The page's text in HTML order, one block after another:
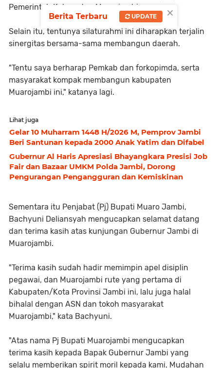
Pemerintah Kabupaten Muarojambi.
Selain itu, tentunya silaturahmi ini diharapkan terjalin
sinergitas bersama-sama membangun daerah.
"Tentu saya berharap Pemkab dan forkopimda, serta
masyarakat kompak membangun kabupaten
Muarojambi ini," katanya lagi.
Lihat juga
Gelar 10 Muharram 1448 H/2026 M, Pemprov Jambi
Beri Santunan kepada 2000 Anak Yatim dan Difabel
Gubernur Al Haris Apresiasi Bhayangkara Presisi Job
Fair dan Bazaar UMKM Polda Jambi, Dorong
Pengurangan Pengangguran dan Kemiskinan
Sementara itu Penjabat (Pj) Bupati Muaro Jambi,
Bachyuni Deliansyah mengucapkan selamat datang
dan terima kasih atas kunjungan Gubernur Jambi di
Muarojambi.
"Terima kasih sudah hadir memimpin apel disiplin
pegawai, dan Muarojambi rute yang pertama di
Kabupaten/Kota Provinsi Jambi ini, lalu juga halal
bihalal dengan ASN dan tokoh masyarakat
Muarojambi," kata Bachyuni.
"Atas nama Pj Bupati Muarojambi mengucapkan
terima kasih kepada Bapak Gubernur Jambi yang
selalu memberikan spirit moril kepada kami. Mudahan
×
Berita Terbaru UPDATE